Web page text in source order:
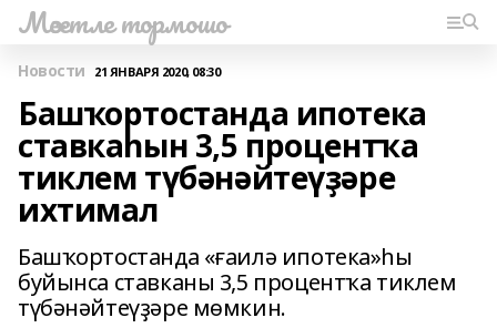
Мәсетле тормошо
Новости 21 ЯНВАРЯ 2020, 08:30
Башҡортостанда ипотека
ставкаһын 3,5 процентҡа
тиклем түбәнәйтеүҙәре
ихтимал
Башҡортостанда «ғаилә ипотека»һы
буйынса ставканы 3,5 процентҡа тиклем
түбәнәйтеүҙәре мөмкин.